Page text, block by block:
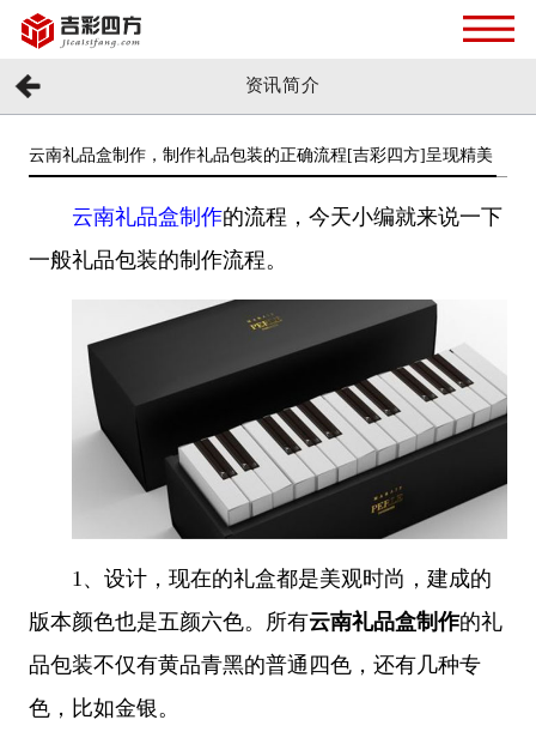
资讯简介
云南礼品盒制作，制作礼品包装的正确流程[吉彩四方]呈现精美
云南礼品盒制作的流程，今天小编就来说一下
一般礼品包装的制作流程。
1、 设计， 现在的礼盒都是美观时尚，建成的
版本颜色也是五颜六色。所有云南礼品盒制作的礼
品包装不仅有黄品青黑的普通四色，还有几种专
色，比如金银。